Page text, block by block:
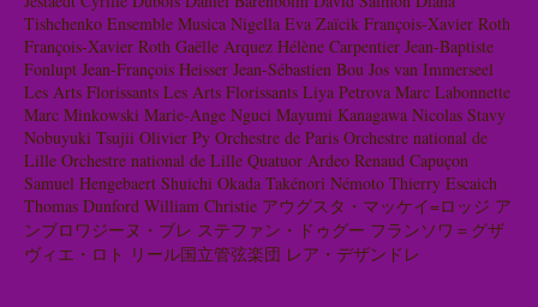
Tishchenko Ensemble Musica Nigella Eva Zaïcik François-Xavier Roth
François-Xavier Roth Gaëlle Arquez Hélène Carpentier Jean-Baptiste
Fonlupt Jean-François Heisser Jean-Sébastien Bou Jos van Immerseel
Les Arts Florissants Les Arts Florissants Liya Petrova Marc Labonnette
Marc Minkowski Marie-Ange Nguci Mayumi Kanagawa Nicolas Stavy
Nobuyuki Tsujii Olivier Py Orchestre de Paris Orchestre national de
Lille Orchestre national de Lille Quatuor Ardeo Renaud Capuçon
Samuel Hengebaert Shuichi Okada Takénori Némoto Thierry Escaich
Thomas Dunford William Christie アウグスタ・マッケイ=ロッジ ア
ンブロワジーヌ・ブレ ステファン・ドゥグー フランソワ＝グザ
ヴィエ・ロト リール国立管弦楽団 レア・デザンドレ